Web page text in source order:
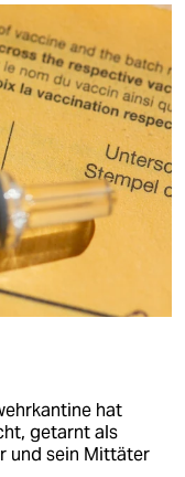
hat
getarnt als
und sein Mittäter